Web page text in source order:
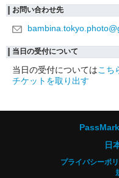
お問い合わせ先
当日の受付について
当日の受付についてはこち
チケットを取り出す
日
プライバシーポ